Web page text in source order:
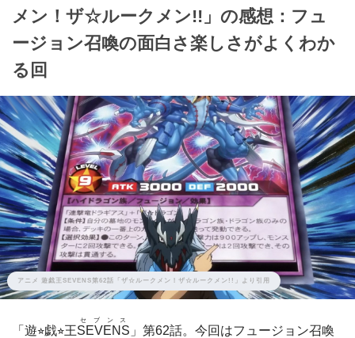
メン！ザ☆ルークメン!!」の感想：フュ
ージョン召喚の面白さ楽しさがよくわか
る回
アニメ 遊戯王SEVENS第62話「ザ☆ルークメン！ザ☆ルークメン!!」より引用
「遊⭐︎戯⭐︎王SEVENS
セブンス
」第62話。今回はフュージョン召喚